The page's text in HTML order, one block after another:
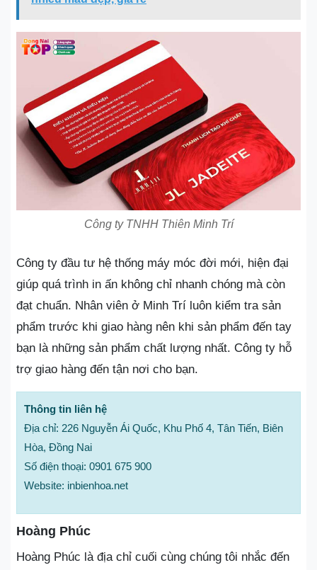
Công ty TNHH Thiên Minh Trí
Công ty đầu tư hệ thống máy móc đời mới, hiện đại
giúp quá trình in ấn không chỉ nhanh chóng mà còn
đạt chuẩn. Nhân viên ở Minh Trí luôn kiểm tra sản
phẩm trước khi giao hàng nên khi sản phẩm đến tay
bạn là những sản phẩm chất lượng nhất. Công ty hỗ
trợ giao hàng đến tận nơi cho bạn.
Thông tin liên hệ
Địa chỉ: 226 Nguyễn Ái Quốc, Khu Phố 4, Tân Tiến, Biên
Hòa, Đồng Nai
Số điện thoại: 0901 675 900
Website: inbienhoa.net
Hoàng Phúc
Hoàng Phúc là địa chỉ cuối cùng chúng tôi nhắc đến